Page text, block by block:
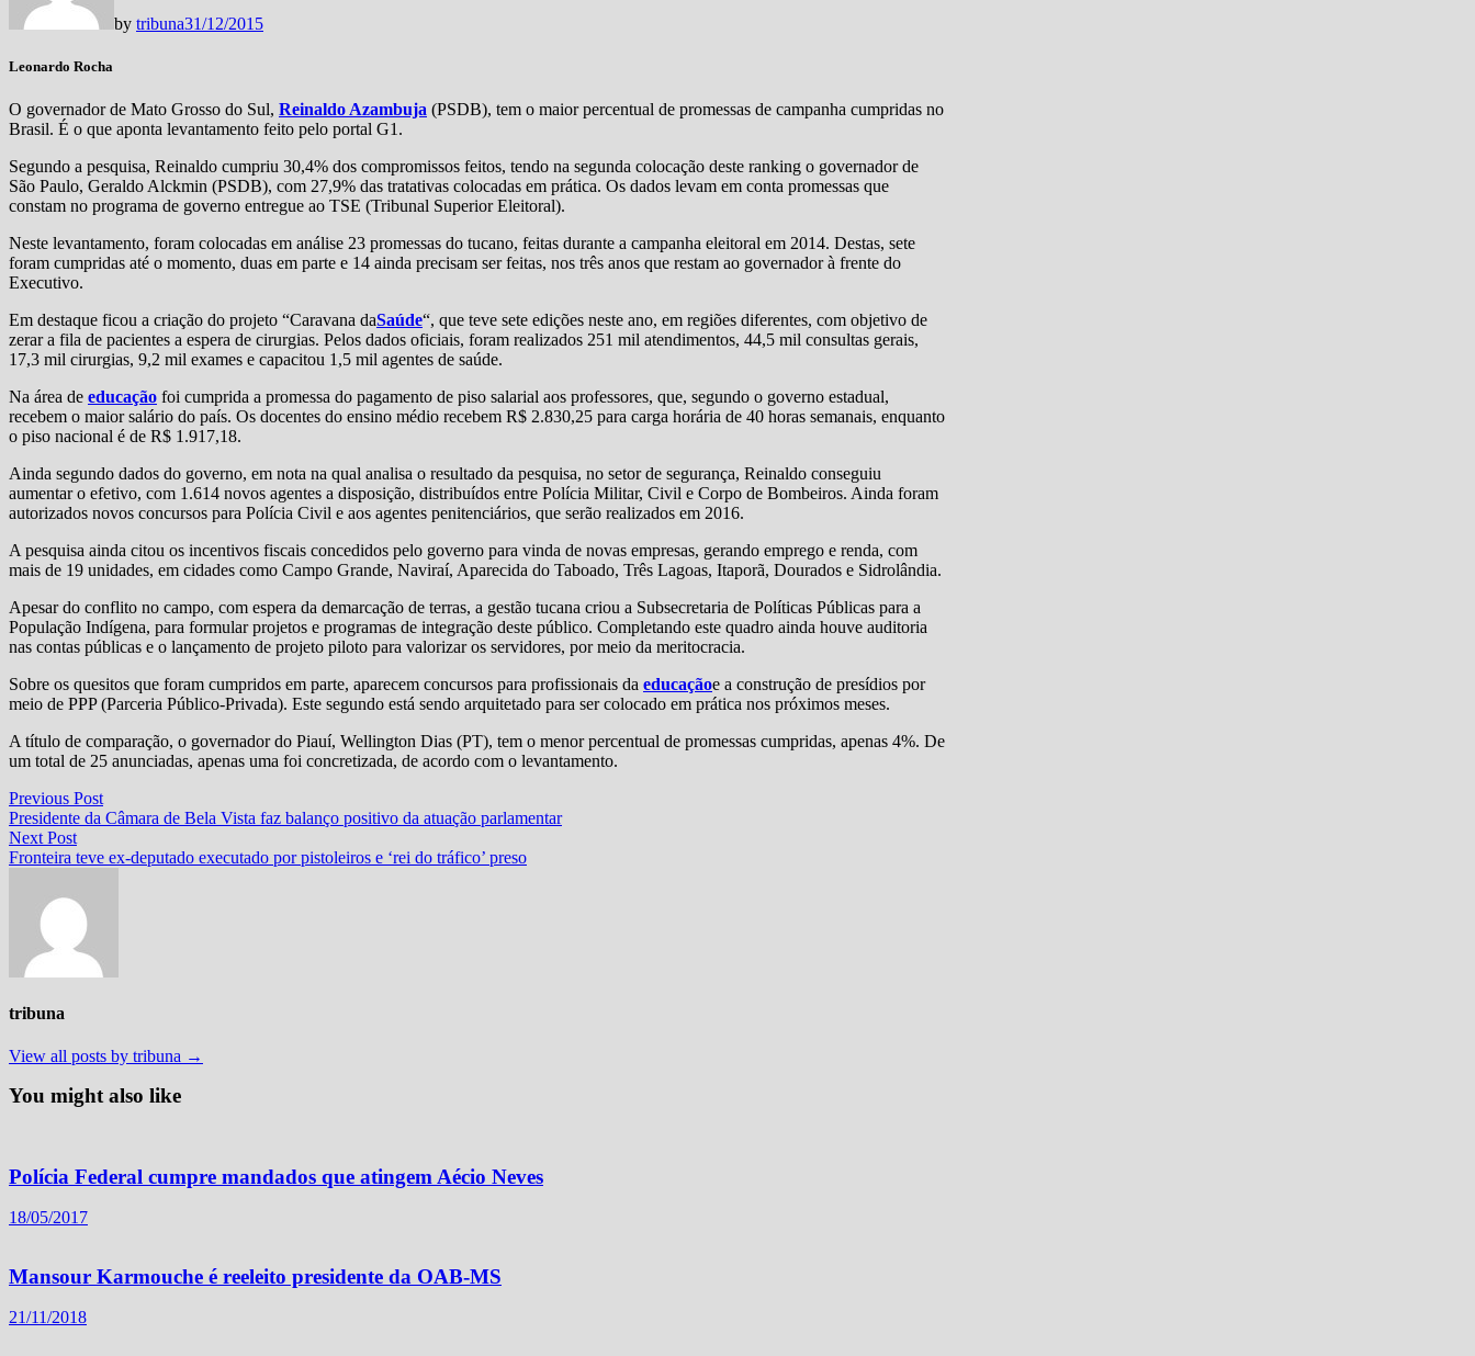
by tribuna31/12/2015
Leonardo Rocha
O governador de Mato Grosso do Sul, Reinaldo Azambuja (PSDB), tem o maior percentual de promessas de campanha cumpridas no
Brasil. É o que aponta levantamento feito pelo portal G1.
Segundo a pesquisa, Reinaldo cumpriu 30,4% dos compromissos feitos, tendo na segunda colocação deste ranking o governador de
São Paulo, Geraldo Alckmin (PSDB), com 27,9% das tratativas colocadas em prática. Os dados levam em conta promessas que
constam no programa de governo entregue ao TSE (Tribunal Superior Eleitoral).
Neste levantamento, foram colocadas em análise 23 promessas do tucano, feitas durante a campanha eleitoral em 2014. Destas, sete
foram cumpridas até o momento, duas em parte e 14 ainda precisam ser feitas, nos três anos que restam ao governador à frente do
Executivo.
Em destaque ficou a criação do projeto “Caravana daSaúde“, que teve sete edições neste ano, em regiões diferentes, com objetivo de
zerar a fila de pacientes a espera de cirurgias. Pelos dados oficiais, foram realizados 251 mil atendimentos, 44,5 mil consultas gerais,
17,3 mil cirurgias, 9,2 mil exames e capacitou 1,5 mil agentes de saúde.
Na área de educação foi cumprida a promessa do pagamento de piso salarial aos professores, que, segundo o governo estadual,
recebem o maior salário do país. Os docentes do ensino médio recebem R$ 2.830,25 para carga horária de 40 horas semanais, enquanto
o piso nacional é de R$ 1.917,18.
Ainda segundo dados do governo, em nota na qual analisa o resultado da pesquisa, no setor de segurança, Reinaldo conseguiu
aumentar o efetivo, com 1.614 novos agentes a disposição, distribuídos entre Polícia Militar, Civil e Corpo de Bombeiros. Ainda foram
autorizados novos concursos para Polícia Civil e aos agentes penitenciários, que serão realizados em 2016.
A pesquisa ainda citou os incentivos fiscais concedidos pelo governo para vinda de novas empresas, gerando emprego e renda, com
mais de 19 unidades, em cidades como Campo Grande, Naviraí, Aparecida do Taboado, Três Lagoas, Itaporã, Dourados e Sidrolândia.
Apesar do conflito no campo, com espera da demarcação de terras, a gestão tucana criou a Subsecretaria de Políticas Públicas para a
População Indígena, para formular projetos e programas de integração deste público. Completando este quadro ainda houve auditoria
nas contas públicas e o lançamento de projeto piloto para valorizar os servidores, por meio da meritocracia.
Sobre os quesitos que foram cumpridos em parte, aparecem concursos para profissionais da educaçãoe a construção de presídios por
meio de PPP (Parceria Público-Privada). Este segundo está sendo arquitetado para ser colocado em prática nos próximos meses.
A título de comparação, o governador do Piauí, Wellington Dias (PT), tem o menor percentual de promessas cumpridas, apenas 4%. De
um total de 25 anunciadas, apenas uma foi concretizada, de acordo com o levantamento.
Navegação
de
Post
Previous PostPrevious
post:
Presidente da Câmara de Bela Vista faz balanço positivo da atuação parlamentar
Next PostNext
post:
Fronteira teve ex-deputado executado por pistoleiros e ‘rei do tráfico’ preso
tribuna
View all posts by tribuna →
You might also like
Polícia Federal cumpre mandados que atingem Aécio Neves
18/05/2017
Mansour Karmouche é reeleito presidente da OAB-MS
21/11/2018